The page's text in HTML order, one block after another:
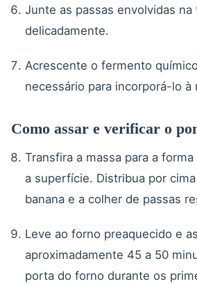
Junte as passas envolvidas
delicadamente.
Acrescente o fermento
necessário para incorporá-lo à
Como assar e verificar o
Transfira a massa para a
a superfície. Distribua por
banana e a colher de passas
Leve ao forno preaquecido e
aproximadamente 45 a 50
porta do forno durante os